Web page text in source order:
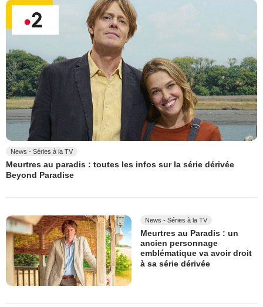
News - Séries à la TV
Meurtres au paradis : toutes les infos sur la série dérivée
Beyond Paradise
News - Séries à la TV
Meurtres au Paradis : un
ancien personnage
emblématique va avoir droit
à sa série dérivée